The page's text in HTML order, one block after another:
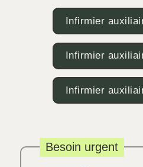
Infirmier
Infirmier
Infirmier
Besoin urgent